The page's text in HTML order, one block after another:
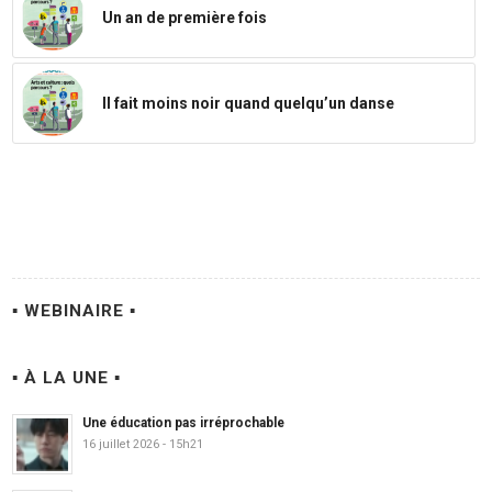
Un an de première fois
Il fait moins noir quand quelqu’un danse
▪ WEBINAIRE ▪
▪ À LA UNE ▪
Une éducation pas irréprochable
16 juillet 2026 - 15h21